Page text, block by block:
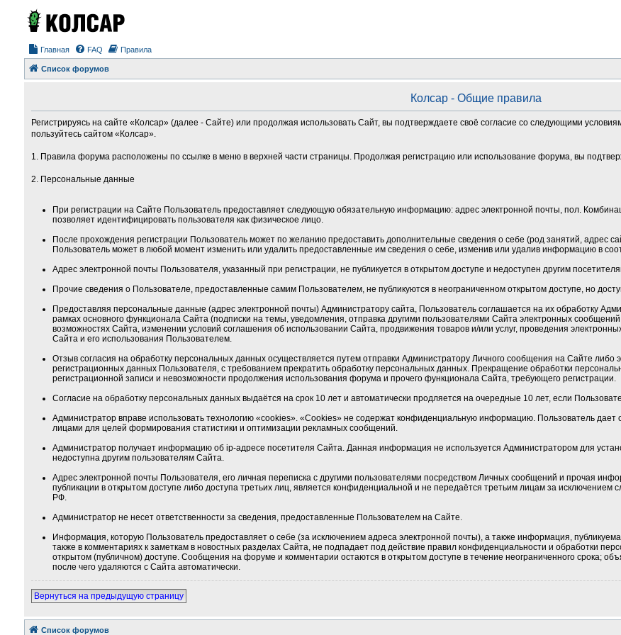
Главная FAQ Правила
Список форумов
Колсар - Общие правила
Регистрируясь на сайте «Колсар» (далее - Сайте) или продолжая использовать Сайт, вы подтверждаете своё согласие со следующими
пользуйтесь сайтом «Колсар».
1. Правила форума расположены по ссылке в меню в верхней части страницы. Продолжая регистрацию или использование форума, вы
2. Персональные данные
При регистрации на Сайте Пользователь предоставляет следующую обязательную информацию: адрес электронной почты, пол.
позволяет идентифицировать пользователя как физическое лицо.
После прохождения регистрации Пользователь может по желанию предоставить дополнительные сведения о себе (род занятий, адрес
Пользователь может в любой момент изменить или удалить предоставленные им сведения о себе, изменив или удалив информацию в
Адрес электронной почты Пользователя, указанный при регистрации, не публикуется в открытом доступе и недоступен другим
Прочие сведения о Пользователе, предоставленные самим Пользователем, не публикуются в неограниченном открытом доступе, но
Предоставляя персональные данные (адрес электронной почты) Администратору сайта, Пользователь соглашается на их обработку
рамках основного функционала Сайта (подписки на темы, уведомления, отправка другими пользователями Сайта электронных
возможностях Сайта, изменении условий соглашения об использовании Сайта, продвижения товаров и/или услуг, проведения
Сайта и его использования Пользователем.
Отзыв согласия на обработку персональных данных осуществляется путем отправки Администратору Личного сообщения на Сайте либо
регистрационных данных Пользователя, с требованием прекратить обработку персональных данных. Прекращение обработки
регистрационной записи и невозможности продолжения использования форума и прочего функционала Сайта, требующего регистрации.
Согласие на обработку персональных данных выдаётся на срок 10 лет и автоматически продляется на очередные 10 лет, если
Администратор вправе использовать технологию «cookies». «Cookies» не содержат конфиденциальную информацию. Пользователь дает
лицами для целей формирования статистики и оптимизации рекламных сообщений.
Администратор получает информацию об ip-адресе посетителя Сайта. Данная информация не используется Администратором для
недоступна другим пользователям Сайта.
Адрес электронной почты Пользователя, его личная переписка с другими пользователями посредством Личных сообщений и прочая
публикации в открытом доступе либо доступа третьих лиц, является конфиденциальной и не передаётся третьим лицам за исключением
РФ.
Администратор не несет ответственности за сведения, предоставленные Пользователем на Сайте.
Информация, которую Пользователь предоставляет о себе (за исключением адреса электронной почты), а также информация,
также в комментариях к заметкам в новостных разделах Сайта, не подпадает под действие правил конфиденциальности и обработки
открытом (публичном) доступе. Сообщения на форуме и комментарии остаются в открытом доступе в течение неограниченного срока;
после чего удаляются с Сайта автоматически.
Вернуться на предыдущую страницу
Список форумов